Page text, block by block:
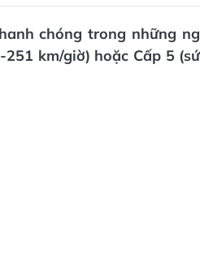
chóng trong những
km/giờ) hoặc Cấp 5